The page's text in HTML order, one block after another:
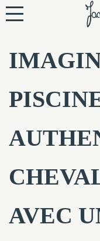
AVEC
NOS
NOTRE
NOS
NOS